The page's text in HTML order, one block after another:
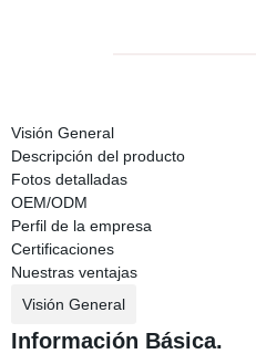
Visión General
Descripción del producto
Fotos detalladas
OEM/ODM
Perfil de la empresa
Certificaciones
Nuestras ventajas
Visión General
Información Básica.